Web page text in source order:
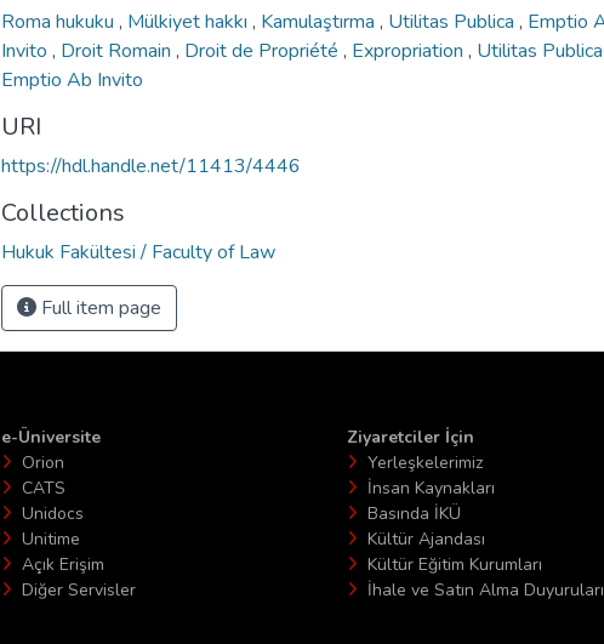
Roma hukuku , Mülkiyet hakkı , Kamulaştırma , Utilitas Publica , Emptio
Invito , Droit Romain , Droit de Propriété , Expropriation , Utilitas Publica
Emptio Ab Invito
URI
https://hdl.handle.net/11413/4446
Collections
Hukuk Fakültesi / Faculty of Law
Full item page
e-Üniversite
Orion
CATS
Unidocs
Unitime
Açık Erişim
Diğer Servisler
Ziyaretciler İçin
Yerleşkelerimiz
İnsan Kaynakları
Basında İKÜ
Kültür Ajandası
Kültür Eğitim Kurumları
İhale ve Satın Alma Duyuruları